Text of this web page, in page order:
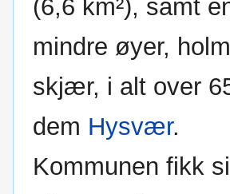
(6,6 km²), samt
mindre øyer,
skjær, i alt over
dem Hysvær.
Kommunen fikk